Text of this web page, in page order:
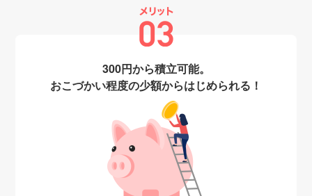
300円から積立可能。
おこづかい程度の少額からはじめられる！